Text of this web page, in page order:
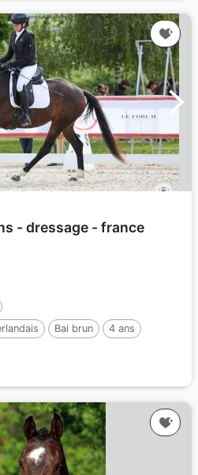
- dressage - france
Bai brun
4 ans